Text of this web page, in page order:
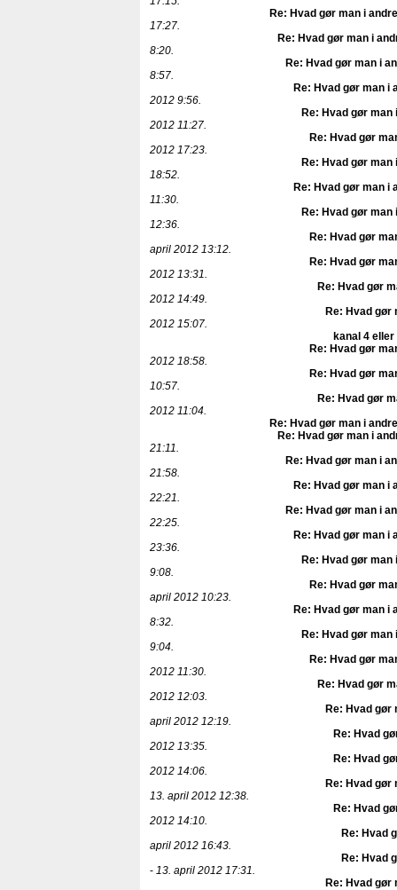
Re: Hvad gør man i
17:27.
Re: Hvad gør man i
8:20.
Re: Hvad gør man i
8:57.
Re: Hvad gør man i
2012 9:56.
Re: Hvad gør man
2012 11:27.
Re: Hvad gør
2012 17:23.
Re: Hvad gør man
18:52.
Re: Hvad gør man i
11:30.
Re: Hvad gør man
12:36.
Re: Hvad gør
april 2012 13:12.
Re: Hvad gør
2012 13:31.
Re: Hvad gør
2012 14:49.
Re: Hvad gør
2012 15:07.
kanal 4 eller
Re: Hvad gør
2012 18:58.
Re: Hvad gør
10:57.
Re: Hvad gør
2012 11:04.
Re: Hvad gør man i
Re: Hvad gør man i
21:11.
Re: Hvad gør man i
21:58.
Re: Hvad gør man i
22:21.
Re: Hvad gør man i
22:25.
Re: Hvad gør man i
23:36.
Re: Hvad gør man
9:08.
Re: Hvad gør
april 2012 10:23.
Re: Hvad gør man i
8:32.
Re: Hvad gør man
9:04.
Re: Hvad gør
2012 11:30.
Re: Hvad gør
2012 12:03.
Re: Hvad gør
april 2012 12:19.
Re: Hvad
2012 13:35.
Re: Hvad
2012 14:06.
Re: Hvad gør
13. april 2012 12:38.
Re: Hvad
2012 14:10.
Re: Hvad
april 2012 16:43.
Re: Hvad
- 13. april 2012 17:31.
Re: Hvad gør